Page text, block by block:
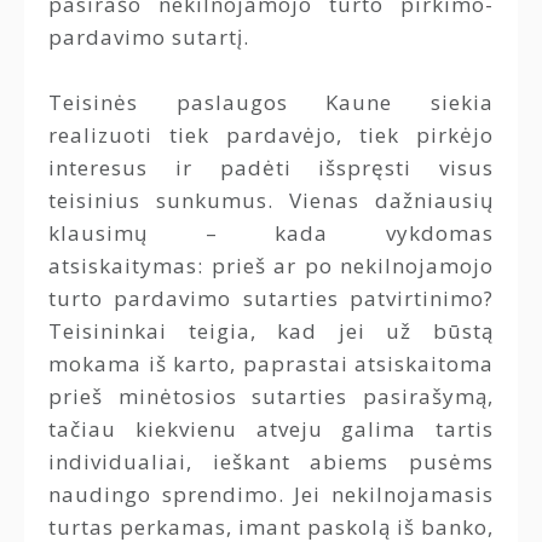
pardavimo sutartį.
Teisinės paslaugos Kaune siekia
realizuoti tiek pardavėjo, tiek pirkėjo
interesus ir padėti išspręsti visus
teisinius sunkumus. Vienas dažniausių
klausimų – kada vykdomas
atsiskaitymas: prieš ar po nekilnojamojo
turto pardavimo sutarties patvirtinimo?
Teisininkai teigia, kad jei už būstą
mokama iš karto, paprastai atsiskaitoma
prieš minėtosios sutarties pasirašymą,
tačiau kiekvienu atveju galima tartis
individualiai, ieškant abiems pusėms
naudingo sprendimo. Jei nekilnojamasis
turtas perkamas, imant paskolą iš banko,